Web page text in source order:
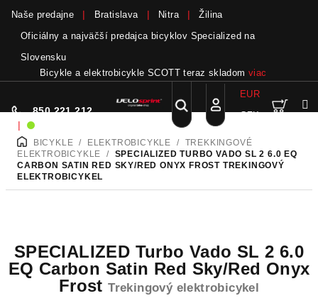
obsah
Naše predajne Bratislava Nitra
Žilina
Oficiálny a najväčší predajca bicyklov Specialized na
Slovensku
Bicykle a elektrobicykle SCOTT teraz skladom viac
850 221 212
|
Hľadať
Prihlásenie
EUR
CZK
DOMOVBICYKLE / ELEKTROBICYKLE / TREKKINGOVÉ
ELEKTROBICYKLE
/ SPECIALIZED TURBO VADO SL 2 6.0 EQ
CARBON SATIN RED SKY/RED ONYX FROST TREKINGOVÝ
ELEKTROBICYKEL
SPECIALIZED Turbo Vado SL 2 6.0
EQ Carbon Satin Red Sky/Red Onyx
FrostTrekingový elektrobicykel